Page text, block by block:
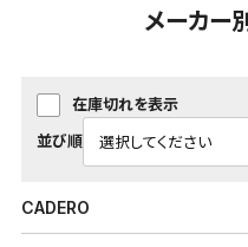
メーカー
在庫切れを表示
並び順
CADERO